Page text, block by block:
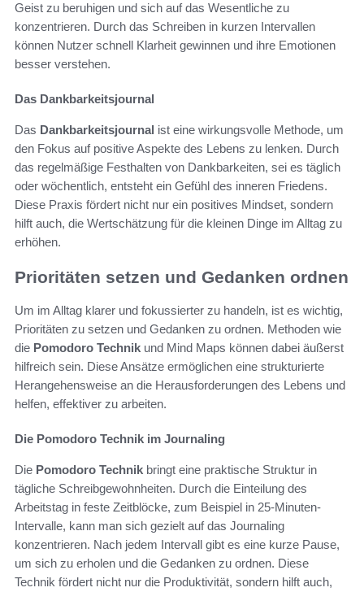
Geist zu beruhigen und sich auf das Wesentliche zu
konzentrieren. Durch das Schreiben in kurzen Intervallen
können Nutzer schnell Klarheit gewinnen und ihre Emotionen
besser verstehen.
Das Dankbarkeitsjournal
Das Dankbarkeitsjournal ist eine wirkungsvolle Methode, um
den Fokus auf positive Aspekte des Lebens zu lenken. Durch
das regelmäßige Festhalten von Dankbarkeiten, sei es täglich
oder wöchentlich, entsteht ein Gefühl des inneren Friedens.
Diese Praxis fördert nicht nur ein positives Mindset, sondern
hilft auch, die Wertschätzung für die kleinen Dinge im Alltag zu
erhöhen.
Prioritäten setzen und Gedanken ordnen
Um im Alltag klarer und fokussierter zu handeln, ist es wichtig,
Prioritäten zu setzen und Gedanken zu ordnen. Methoden wie
die Pomodoro Technik und Mind Maps können dabei äußerst
hilfreich sein. Diese Ansätze ermöglichen eine strukturierte
Herangehensweise an die Herausforderungen des Lebens und
helfen, effektiver zu arbeiten.
Die Pomodoro Technik im Journaling
Die Pomodoro Technik bringt eine praktische Struktur in
tägliche Schreibgewohnheiten. Durch die Einteilung des
Arbeitstag in feste Zeitblöcke, zum Beispiel in 25-Minuten-
Intervalle, kann man sich gezielt auf das Journaling
konzentrieren. Nach jedem Intervall gibt es eine kurze Pause,
um sich zu erholen und die Gedanken zu ordnen. Diese
Technik fördert nicht nur die Produktivität, sondern hilft auch,